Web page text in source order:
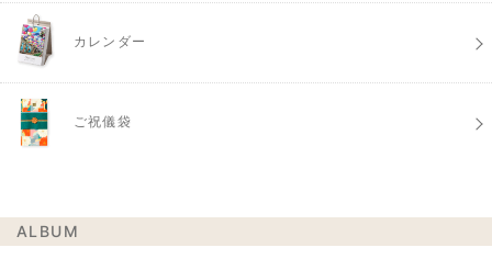
カレンダー
ご祝儀袋
ALBUM